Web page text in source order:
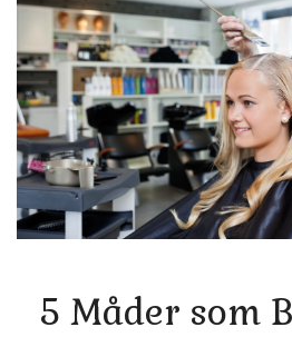
5 Måder som